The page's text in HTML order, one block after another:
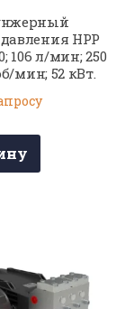
HPP
106 л/мин; 250
мин; 52 кВт.